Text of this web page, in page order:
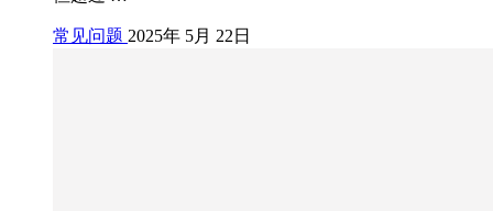
常见问题 2025年 5月 22日